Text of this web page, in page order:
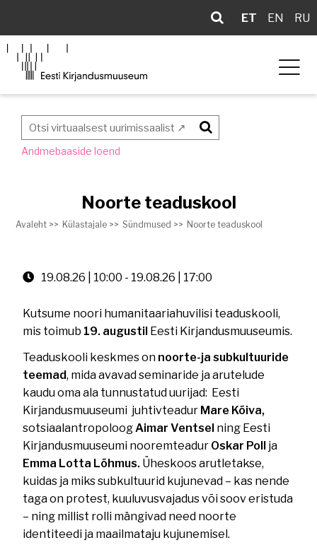
ET EN RU
Otsi
Andmebaaside loend
Noorte teaduskool
Avaleht >> Külastajale >> Sündmused >> Noorte teaduskool
19.08.26 | 10:00 - 19.08.26 | 17:00
Kutsume noori humanitaariahuvilisi teaduskooli,
mis toimub 19. augustil Eesti Kirjandusmuuseumis.
Teaduskooli keskmes on noorte-ja subkultuuride
teemad, mida avavad seminaride ja arutelude
kaudu oma ala tunnustatud uurijad: Eesti
Kirjandusmuuseumi juhtivteadur Mare Kõiva,
sotsiaalantropoloogAimar Ventsel ning Eesti
Kirjandusmuuseumi nooremteadur Oskar Poll ja
Emma Lotta Lõhmus. Üheskoos arutletakse,
kuidas ja miks subkultuurid kujunevad – kas nende
taga on protest, kuuluvusvajadus või soov eristuda
– ning millist rolli mängivad need noorte
identiteedi ja maailmataju kujunemisel.